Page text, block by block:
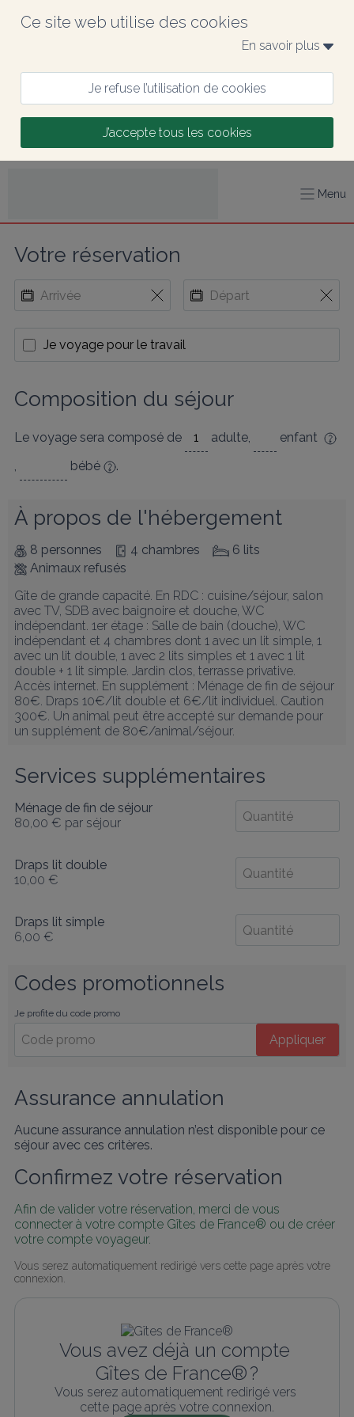
Ce site web utilise des cookies
En savoir plus
Je refuse l’utilisation de cookies
J’accepte tous les cookies
Menu
Votre réservation
Je voyage pour le travail
Composition du séjour
Le voyage sera composé de adulte,
enfant
,
bébé .
À propos de l'hébergement
8 personnes 4 chambres
6 lits
Animaux refusés
Gîte de grande capacité. En RDC : cuisine/séjour, salon
avec TV, SDB avec baignoire et douche, WC
indépendant. 1er étage : Salle de bain (douche), WC
indépendant et 4 chambres dont 1 avec un lit simple, 1
avec un lit double, 1 avec 2 lits simples et 1 avec 1 lit
double + 1 lit simple. Jardin clos, terrasse privative.
Accès internet. En supplément : Ménage de fin de séjour
80€. Draps 10€/lit double et 6€/lit individuel. Caution
300€. Un animal peut être accepté sur demande pour
un supplément de 80€/animal/séjour.
Services supplémentaires
Ménage de fin de séjour
80,00 € par séjour
Draps lit double
10,00 €
Draps lit simple
6,00 €
Codes promotionnels
Je profite du code promo
Appliquer
Assurance annulation
Aucune assurance annulation n’est disponible pour ce
séjour avec ces critères.
Confirmez votre réservation
Afin de valider votre réservation, merci de vous
connecter à votre compte Gîtes de France® ou de créer
votre compte voyageur.
Vous serez automatiquement redirigé vers cette page après votre
connexion.
Vous avez déjà un compte
Gîtes de France® ?
Vous serez automatiquement redirigé vers
cette page après votre connexion.